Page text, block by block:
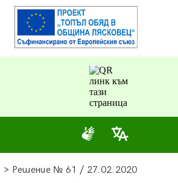
> Решение № 61 / 27.02.2020